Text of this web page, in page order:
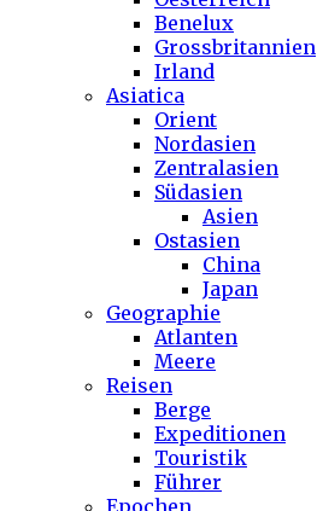
Benelux
Grossbritannien
Irland
Asiatica
Orient
Nordasien
Zentralasien
Südasien
Asien
Ostasien
China
Japan
Geographie
Atlanten
Meere
Reisen
Berge
Expeditionen
Touristik
Führer
Epochen